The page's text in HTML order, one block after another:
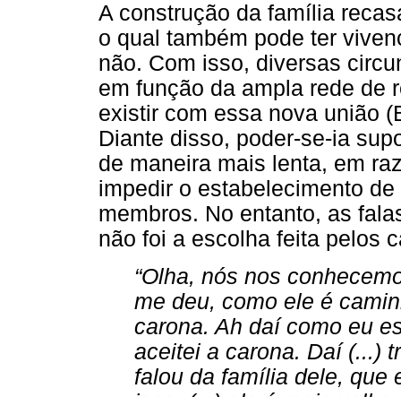
A construção da família
o qual também pode ter
não. Com isso, diversas
em função da ampla rede de
existir com essa nova união
Diante disso, poder-se-ia
de maneira mais lenta, em
impedir o estabelecimento
membros. No entanto, as
não foi a escolha feita pelos
“Olha, nós nos
me deu, como ele é
carona. Ah daí como eu
aceitei a carona. Daí (...)
falou da família dele, que